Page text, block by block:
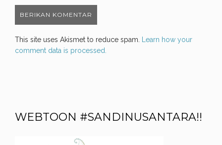
This site uses Akismet to reduce spam. Learn how your
comment data is processed.
WEBTOON #SANDINUSANTARA!!